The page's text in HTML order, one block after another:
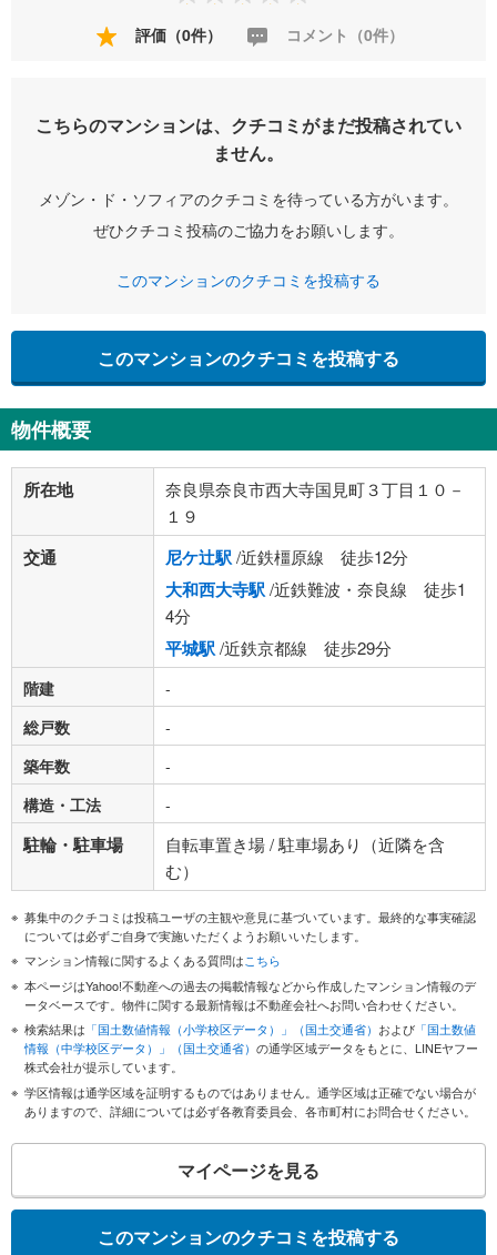
評価（0件） コメント（0件）
こちらのマンションは、クチコミがまだ投稿されてい
ません。
メゾン・ド・ソフィアのクチコミを待っている方がいます。
ぜひクチコミ投稿のご協力をお願いします。
このマンションのクチコミを投稿する
このマンションのクチコミを投稿する
物件概要
所在地
奈良県奈良市西大寺国見町３丁目１０－
１９
交通 尼ケ辻駅/近鉄橿原線 徒歩12分
大和西大寺駅/近鉄難波・奈良線 徒歩1
4分
平城駅/近鉄京都線 徒歩29分
階建
-
総戸数
-
築年数
-
構造・工法
-
駐輪・駐車場
自転車置き場 / 駐車場あり（近隣を含
む）
募集中のクチコミは投稿ユーザの主観や意見に基づいています。最終的な事実確認
については必ずご自身で実施いただくようお願いいたします。
マンション情報に関するよくある質問はこちら
本ページはYahoo!不動産への過去の掲載情報などから作成したマンション情報のデ
ータベースです。物件に関する最新情報は不動産会社へお問い合わせください。
検索結果は 「国土数値情報（小学校区データ）」（国土交通省） および 「国土数値
情報（中学校区データ）」（国土交通省） の通学区域データをもとに、LINEヤフー
株式会社が提示しています。
学区情報は通学区域を証明するものではありません。通学区域は正確でない場合が
ありますので、詳細については必ず各教育委員会、各市町村にお問合せください。
マイページを見る
このマンションのクチコミを投稿する